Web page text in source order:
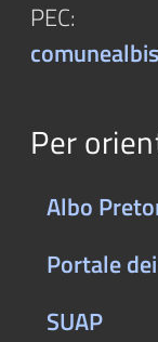
PEC:
Per
Albo
Portale
SUAP